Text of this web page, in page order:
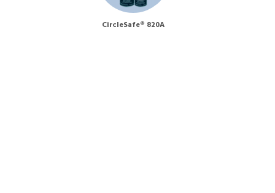
CircleSafe® 820A